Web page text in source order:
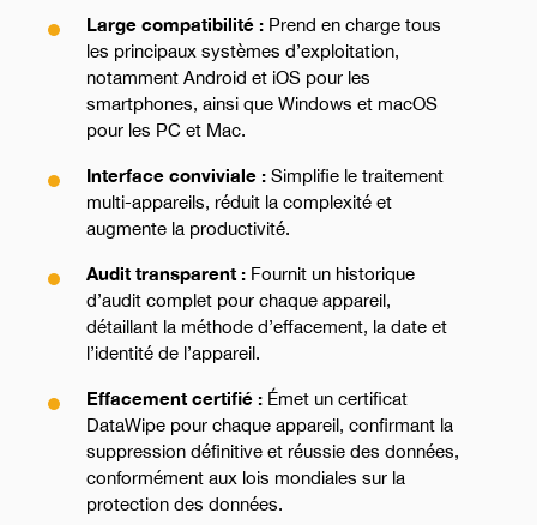
Large compatibilité : Prend en charge tous
les principaux systèmes d’exploitation,
notamment Android et iOS pour les
smartphones, ainsi que Windows et macOS
pour les PC et Mac.
Interface conviviale : Simplifie le traitement
multi-appareils, réduit la complexité et
augmente la productivité.
Audit transparent : Fournit un historique
d’audit complet pour chaque appareil,
détaillant la méthode d’effacement, la date et
l’identité de l’appareil.
Effacement certifié : Émet un certificat
DataWipe pour chaque appareil, confirmant la
suppression définitive et réussie des données,
conformément aux lois mondiales sur la
protection des données.